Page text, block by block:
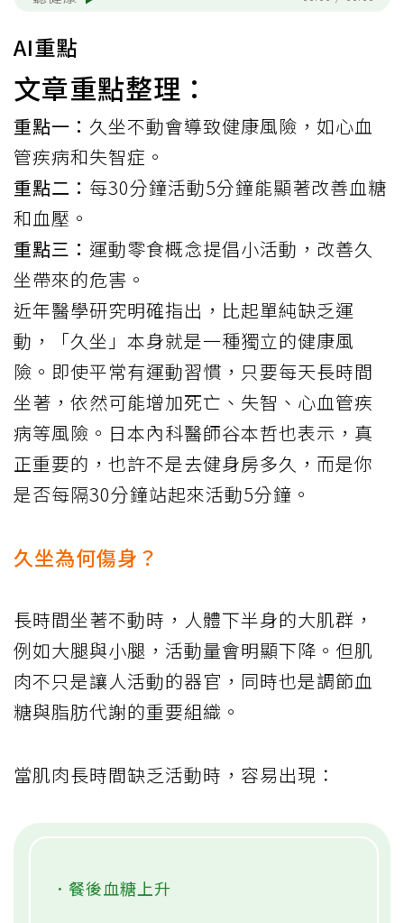
AI重點
文章重點整理：
重點一： 久坐不動會導致健康風險，如心血
管疾病和失智症。
重點二： 每30分鐘活動5分鐘能顯著改善血糖
和血壓。
重點三： 運動零食概念提倡小活動，改善久
坐帶來的危害。
近年醫學研究明確指出，比起單純缺乏運
動，「久坐」本身就是一種獨立的健康風
險。即使平常有運動習慣，只要每天長時間
坐著，依然可能增加死亡、失智、心血管疾
病等風險。日本內科醫師谷本哲也表示 ，真
正重要的，也許不是去健身房多久，而是你
是否每隔30分鐘站起來活動5分鐘。
久坐為何傷身？
長時間坐著不動時，人體下半身的大肌群，
例如大腿與小腿，活動量會明顯下降。但肌
肉不只是讓人活動的器官，同時也是調節血
糖與脂肪代謝的重要組織。
當肌肉長時間缺乏活動時，容易出現：
．餐後血糖上升